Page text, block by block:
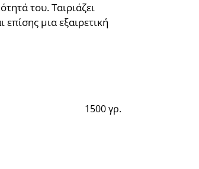
του. Ταιριάζει
μια εξαιρετική
1500 γρ.